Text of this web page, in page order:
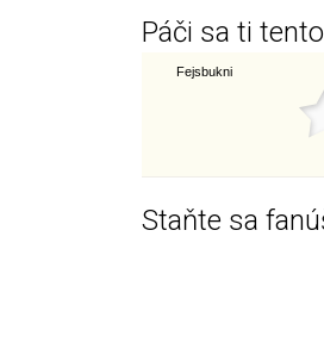
Páči sa ti
Fejsbukni
Staňte sa